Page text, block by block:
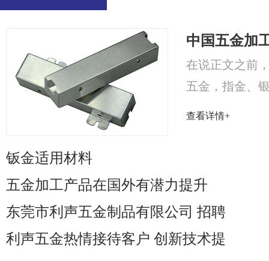
中国五金加
在说正文之前
五金，指金、
称，五金为工
查看详情+
钣金适用材料
五金加工产品在国外有潜力提升
东莞市利声五金制品有限公司 招聘
利声五金热情接待客户 创新技术提